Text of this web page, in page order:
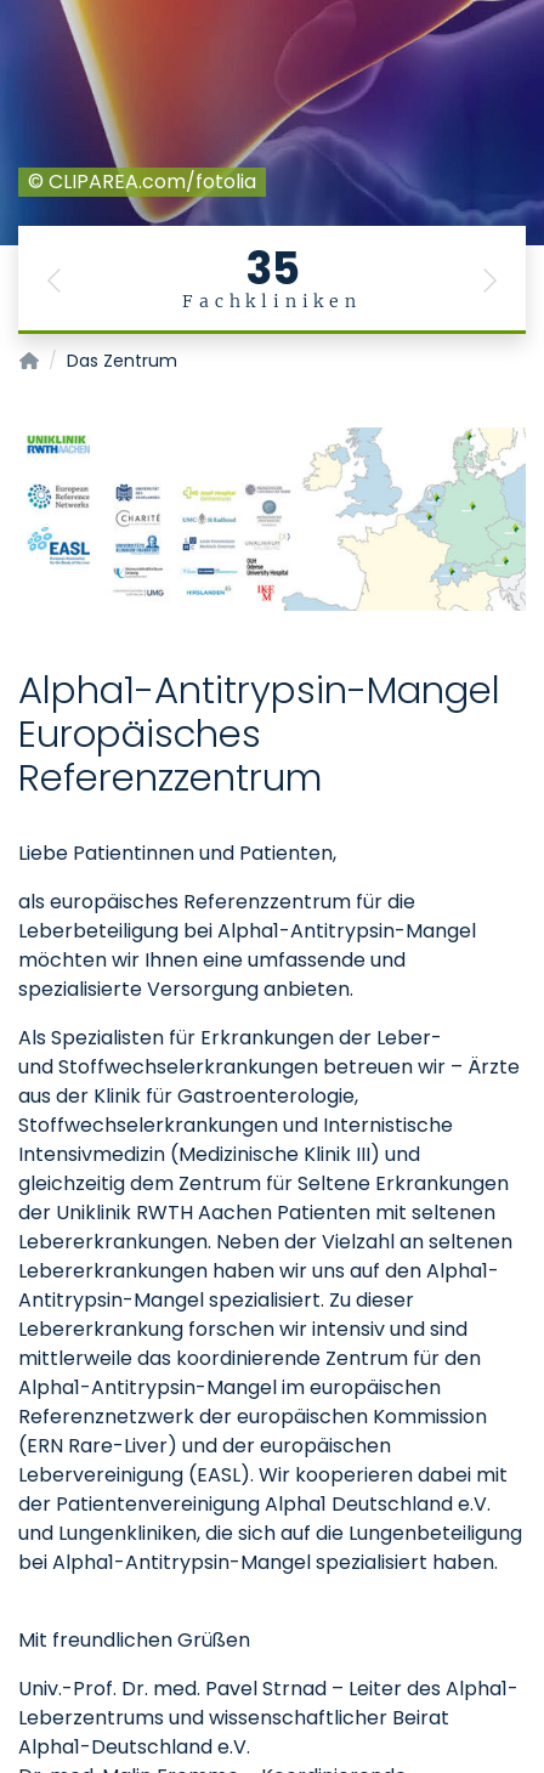
© CLIPAREA.com/fotolia
35
Fachkliniken
Previous Next
Alpha1-Leberzentrum
Das Zentrum
Alpha1-Antitrypsin-Mangel
Europäisches
Referenzzentrum
Liebe Patientinnen und Patienten,
als europäisches Referenzzentrum für die
Leberbeteiligung bei Alpha1-Antitrypsin-Mangel
möchten wir Ihnen eine umfassende und
spezialisierte Versorgung anbieten.
Als Spezialisten für Erkrankungen der Leber-
und Stoffwechselerkrankungen betreuen wir – Ärzte
aus der Klinik für Gastroenterologie,
Stoffwechselerkrankungen und Internistische
Intensivmedizin (Medizinische Klinik III) und
gleichzeitig dem Zentrum für Seltene Erkrankungen
der Uniklinik RWTH Aachen Patienten mit seltenen
Lebererkrankungen. Neben der Vielzahl an seltenen
Lebererkrankungen haben wir uns auf den Alpha1-
Antitrypsin-Mangel spezialisiert. Zu dieser
Lebererkrankung forschen wir intensiv und sind
mittlerweile das koordinierende Zentrum für den
Alpha1-Antitrypsin-Mangel im europäischen
Referenznetzwerk der europäischen Kommission
(ERN Rare-Liver) und der europäischen
Lebervereinigung (EASL). Wir kooperieren dabei mit
der Patientenvereinigung Alpha1 Deutschland e.V.
und Lungenkliniken, die sich auf die Lungenbeteiligung
bei Alpha1-Antitrypsin-Mangel spezialisiert haben.
Mit freundlichen Grüßen
Univ.-Prof. Dr. med. Pavel Strnad – Leiter des Alpha1-
Leberzentrums und wissenschaftlicher Beirat
Alpha1-Deutschland e.V.